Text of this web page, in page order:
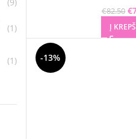
(1)
(1)
€82.50 €
Į
-13%